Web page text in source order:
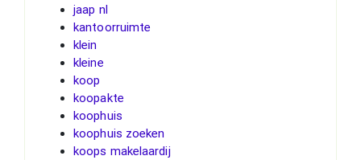
jaap nl
kantoorruimte
klein
kleine
koop
koopakte
koophuis
koophuis zoeken
koops makelaardij